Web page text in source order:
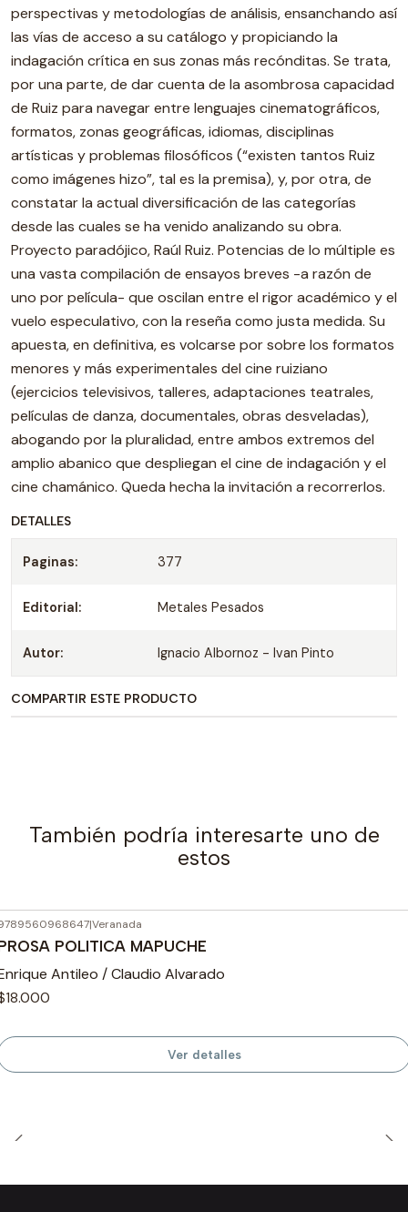
perspectivas y metodologías de análisis, ensanchando así
las vías de acceso a su catálogo y propiciando la
indagación crítica en sus zonas más recónditas. Se trata,
por una parte, de dar cuenta de la asombrosa capacidad
de Ruiz para navegar entre lenguajes cinematográficos,
formatos, zonas geográficas, idiomas, disciplinas
artísticas y problemas filosóficos (“existen tantos Ruiz
como imágenes hizo”, tal es la premisa), y, por otra, de
constatar la actual diversificación de las categorías
desde las cuales se ha venido analizando su obra.
Proyecto paradójico, Raúl Ruiz. Potencias de lo múltiple es
una vasta compilación de ensayos breves -a razón de
uno por película- que oscilan entre el rigor académico y el
vuelo especulativo, con la reseña como justa medida. Su
apuesta, en definitiva, es volcarse por sobre los formatos
menores y más experimentales del cine ruiziano
(ejercicios televisivos, talleres, adaptaciones teatrales,
películas de danza, documentales, obras desveladas),
abogando por la pluralidad, entre ambos extremos del
amplio abanico que despliegan el cine de indagación y el
cine chamánico. Queda hecha la invitación a recorrerlos.
DETALLES
Paginas: 377
Editorial: Metales Pesados
Autor: Ignacio Albornoz - Ivan Pinto
COMPARTIR ESTE PRODUCTO
También podría interesarte uno de
estos
Agotado |Veranada
POLITICA MAPUCHE
Antileo / Claudio Alvarado
Ver detalles